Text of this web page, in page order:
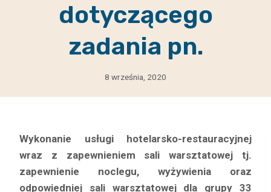
dotyczącego
zadania pn.
8 września, 2020
Wykonanie usługi hotelarsko-restauracyjnej
wraz z zapewnieniem sali warsztatowej tj.
zapewnienie noclegu, wyżywienia oraz
odpowiedniej sali warsztatowej dla grupy 33